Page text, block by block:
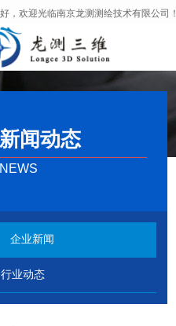
，欢迎光临南京龙测测绘技术有限公司！
新闻动态
NEWS
企业新闻
行业动态